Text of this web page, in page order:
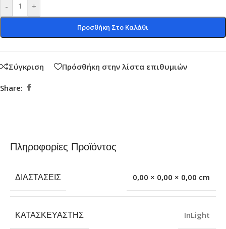
- +
Προσθήκη Στο Καλάθι
Σύγκριση Πρόσθήκη στην λίστα επιθυμιών
Share:
Πληροφορίες Προϊόντος
ΔΙΑΣΤΆΣΕΙΣ 0,00 × 0,00 × 0,00 cm
ΚΑΤΑΣΚΕΥΑΣΤΉΣ InLight